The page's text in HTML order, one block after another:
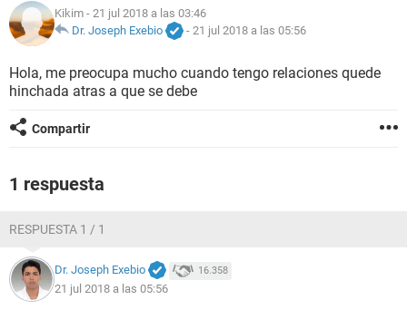
NUTRICIÓN
BIENESTAR
SEXUALIDAD
Kikim - 21 jul 2018 a las 03:46
Dr. Joseph Exebio
- 21 jul 2018 a las 05:56
Hola, me preocupa mucho cuando tengo relaciones quede
hinchada atras a que se debe
Compartir
1 respuesta
RESPUESTA 1 / 1
Dr. Joseph Exebio 16.358
21 jul 2018 a las 05:56